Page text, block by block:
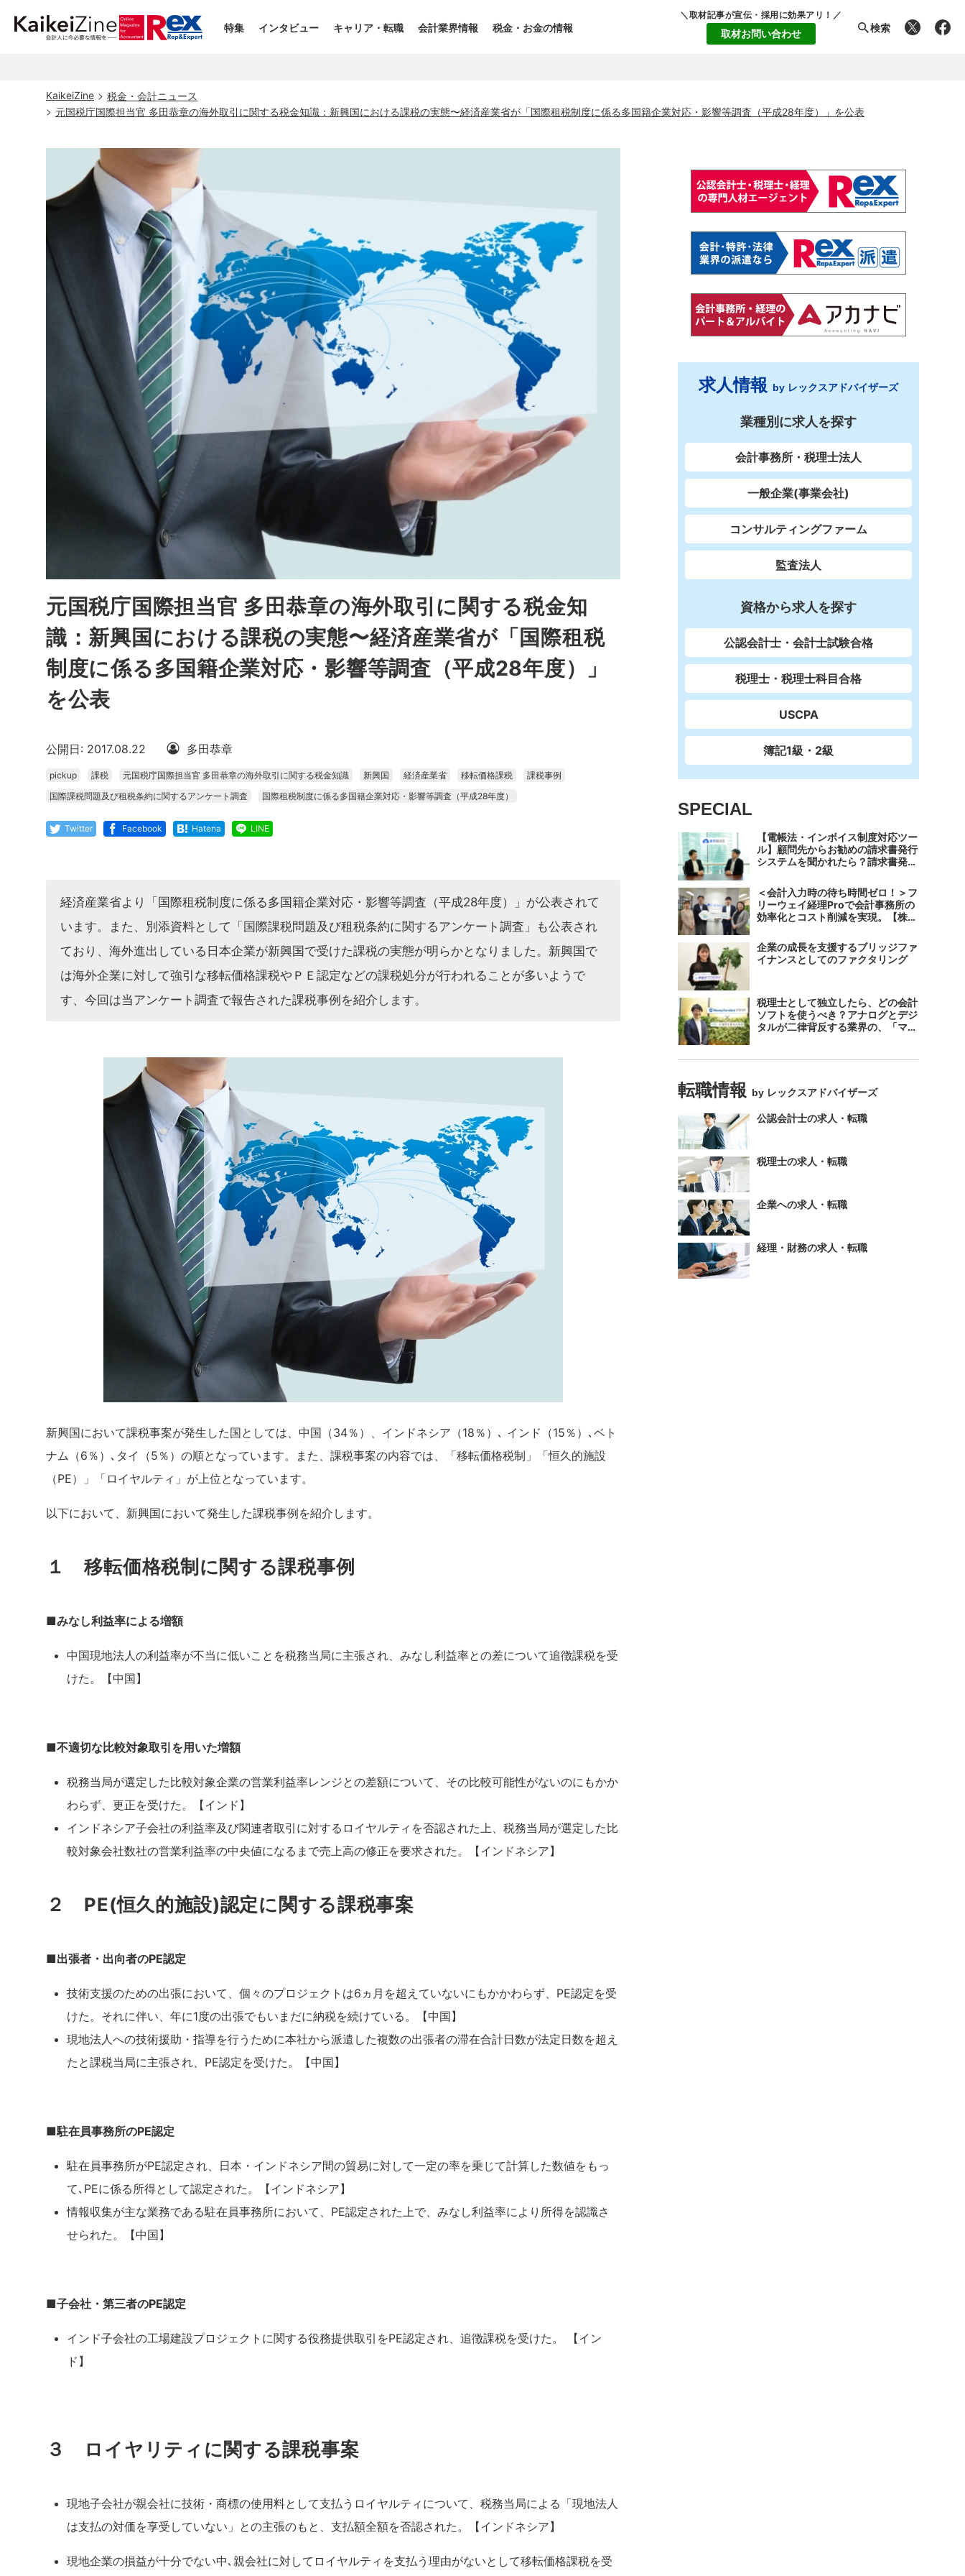
特集 インタビュー キャリア・転職 会計業界情報 税金・お金の情報
＼取材記事が宣伝・採用に効果アリ！／
取材お問い合わせ 検索
KaikeiZine
税金・会計ニュース
元国税庁国際担当官 多田恭章の海外取引に関する税金知識：新興国における課税の実態〜経済産業省が「国際租税制度に係る多国籍企業対応・影響等調査（平成28年度）」を公表
元国税庁国際担当官 多田恭章の海外取引に関する税金知
識：新興国における課税の実態〜経済産業省が「国際租税
制度に係る多国籍企業対応・影響等調査（平成28年度）」
を公表
公開日: 2017.08.22 多田恭章
pickup 課税 元国税庁国際担当官 多田恭章の海外取引に関する税金知識 新興国 経済産業省 移転価格課税
課税事例
国際課税問題及び租税条約に関するアンケート調査
国際租税制度に係る多国籍企業対応・影響等調査（平成28年度）
Twitter Facebook Hatena LINE
経済産業省より「国際租税制度に係る多国籍企業対応・影響等調査（平成28年度）」が公表されて
います。また、別添資料として「国際課税問題及び租税条約に関するアンケート調査」も公表され
ており、海外進出している日本企業が新興国で受けた課税の実態が明らかとなりました。新興国で
は海外企業に対して強引な移転価格課税やＰＥ認定などの課税処分が行われることが多いようで
す、今回は当アンケート調査で報告された課税事例を紹介します。
新興国において課税事案が発生した国としては、中国（34％）、インドネシア（18％）､ インド（15％）､ベト
ナム（6％）､タイ（5％）の順となっています。また、課税事案の内容では、「移転価格税制」「恒久的施設
（PE）」「ロイヤルティ」が上位となっています。
以下において、新興国において発生した課税事例を紹介します。
１ 移転価格税制に関する課税事例
■みなし利益率による増額
中国現地法人の利益率が不当に低いことを税務当局に主張され、みなし利益率との差について追徴課税を受
けた。【中国】
■不適切な比較対象取引を用いた増額
税務当局が選定した比較対象企業の営業利益率レンジとの差額について、その比較可能性がないのにもかか
わらず、更正を受けた。【インド】
インドネシア子会社の利益率及び関連者取引に対するロイヤルティを否認された上、税務当局が選定した比
較対象会社数社の営業利益率の中央値になるまで売上高の修正を要求された。【インドネシア】
２ PE(恒久的施設)認定に関する課税事案
■出張者・出向者のPE認定
技術支援のための出張において、個々のプロジェクトは6ヵ月を超えていないにもかかわらず、PE認定を受
けた。それに伴い、年に1度の出張でもいまだに納税を続けている。【中国】
現地法人への技術援助・指導を行うために本社から派遣した複数の出張者の滞在合計日数が法定日数を超え
たと課税当局に主張され、PE認定を受けた。【中国】
■駐在員事務所のPE認定
駐在員事務所がPE認定され、日本・インドネシア間の貿易に対して一定の率を乗じて計算した数値をもっ
て､PEに係る所得として認定された。【インドネシア】
情報収集が主な業務である駐在員事務所において、PE認定された上で、みなし利益率により所得を認識さ
せられた。【中国】
■子会社・第三者のPE認定
インド子会社の工場建設プロジェクトに関する役務提供取引をPE認定され、追徴課税を受けた。 【イン
ド】
３ ロイヤリティに関する課税事案
現地子会社が親会社に技術・商標の使用料として支払うロイヤルティについて、税務当局による「現地法人
は支払の対価を享受していない」との主張のもと、支払額全額を否認された。【インドネシア】
現地企業の損益が十分でない中､親会社に対してロイヤルティを支払う理由がないとして移転価格課税を受
求人情報 by レックスアドバイザーズ
業種別に求人を探す
会計事務所・税理士法人
一般企業(事業会社)
コンサルティングファーム
監査法人
資格から求人を探す
公認会計士・会計士試験合格
税理士・税理士科目合格
USCPA
簿記1級・2級
SPECIAL
【電帳法・インボイス制度対応ツー
ル】顧問先からお勧めの請求書発行
システムを聞かれたら？請求書発行
つのシステムで完結する 「請求
QUICK」の魅力に迫る
＜会計入力時の待ち時間ゼロ！＞フ
リーウェイ経理Proで会計事務所の
効率化とコスト削減を実現。【株式
郷税理士法人（経理宅配便事業
部）】
企業の成長を支援するブリッジファ
イナンスとしてのファクタリング
税理士として独立したら、どの会計
ソフトを使うべき？アナログとデジ
タルが二律背反する業界の、「マネ
転職情報 by レックスアドバイザーズ
公認会計士の求人・転職
税理士の求人・転職
企業への求人・転職
経理・財務の求人・転職